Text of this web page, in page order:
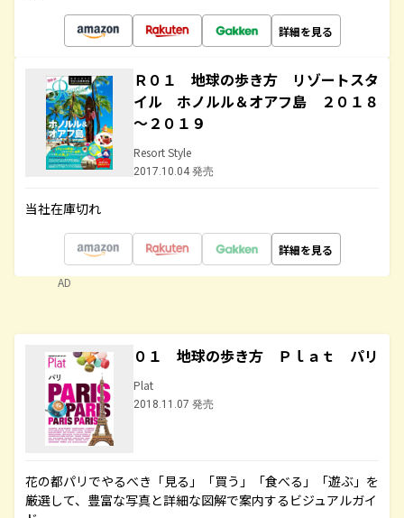
詳細を見る
Ｒ０１ 地球の歩き方 リゾートスタ
イル ホノルル＆オアフ島 ２０１８
～２０１９
Resort Style
2017.10.04 発売
当社在庫切れ
詳細を見る
AD
０１ 地球の歩き方 Ｐｌａｔ パリ
Plat
2018.11.07 発売
花の都パリでやるべき「見る」「買う」「食べる」「遊ぶ」を
厳選して、豊富な写真と詳細な図解で案内するビジュアルガイ